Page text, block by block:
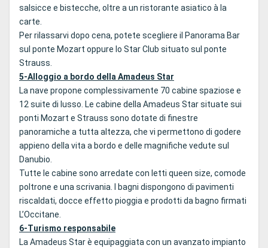
salsicce e bistecche, oltre a un ristorante asiatico à la
carte.
Per rilassarvi dopo cena, potete scegliere il Panorama Bar
sul ponte Mozart oppure lo Star Club situato sul ponte
Strauss.
5-Alloggio a bordo della Amadeus Star
La nave propone complessivamente 70 cabine spaziose e
12 suite di lusso. Le cabine della Amadeus Star situate sui
ponti Mozart e Strauss sono dotate di finestre
panoramiche a tutta altezza, che vi permettono di godere
appieno della vita a bordo e delle magnifiche vedute sul
Danubio.
Tutte le cabine sono arredate con letti queen size, comode
poltrone e una scrivania. I bagni dispongono di pavimenti
riscaldati, docce effetto pioggia e prodotti da bagno firmati
L’Occitane.
6-Turismo responsabile
La Amadeus Star è equipaggiata con un avanzato impianto